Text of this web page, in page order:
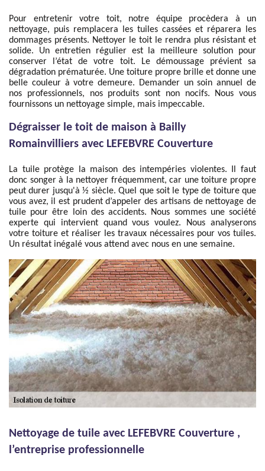
Pour entretenir votre toit, notre équipe procèdera à un
nettoyage, puis remplacera les tuiles cassées et réparera les
dommages présents. Nettoyer le toit le rendra plus résistant et
solide. Un entretien régulier est la meilleure solution pour
conserver l’état de votre toit. Le démoussage prévient sa
dégradation prématurée. Une toiture propre brille et donne une
belle couleur à votre demeure. Demander un soin annuel de
nos professionnels, nos produits sont non nocifs. Nous vous
fournissons un nettoyage simple, mais impeccable.
Dégraisser le toit de maison à Bailly
Romainvilliers avec LEFEBVRE Couverture
La tuile protège la maison des intempéries violentes. Il faut
donc songer à la nettoyer fréquemment, car une toiture propre
peut durer jusqu'à ½ siècle. Quel que soit le type de toiture que
vous avez, il est prudent d’appeler des artisans de nettoyage de
tuile pour être loin des accidents. Nous sommes une société
experte qui intervient quand vous voulez. Nous analyserons
votre toiture et réaliser les travaux nécessaires pour vos tuiles.
Un résultat inégalé vous attend avec nous en une semaine.
Nettoyage de tuile avec LEFEBVRE Couverture ,
l’entreprise professionnelle